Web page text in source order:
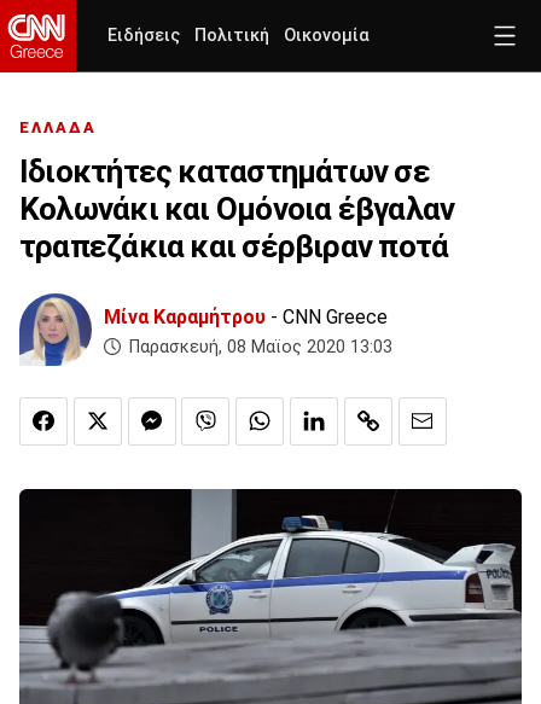
Ειδήσεις Πολιτική Οικονομία
ΕΛΛΑΔΑ
Ιδιοκτήτες καταστημάτων σε
Κολωνάκι και Ομόνοια έβγαλαν
τραπεζάκια και σέρβιραν ποτά
Μίνα Καραμήτρου - CNN Greece
Παρασκευή, 08 Μαϊος 2020 13:03